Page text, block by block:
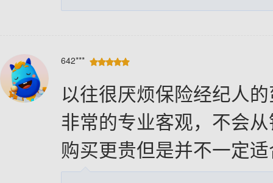
642*** 
以往很厌烦保险经纪人
非常的专业客观，不会
购买更贵但是并不一定